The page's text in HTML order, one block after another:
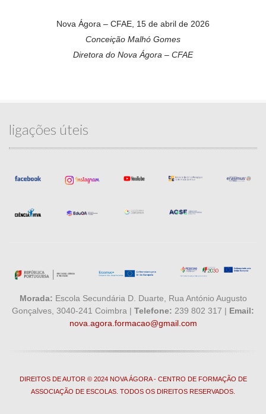
Nova Ágora – CFAE, 15 de abril de 2026
Conceição Malhó Gomes
Diretora do Nova Ágora – CFAE
ligações úteis
Morada: Escola Secundária D. Duarte, Rua António Augusto
Gonçalves, 3040-241 Coimbra | Telefone: 239 802 317 | Email:
nova.agora.formacao@gmail.com
DIREITOS DE AUTOR © 2024 NOVA ÁGORA - CENTRO DE FORMAÇÃO DE
ASSOCIAÇÃO DE ESCOLAS. TODOS OS DIREITOS RESERVADOS.